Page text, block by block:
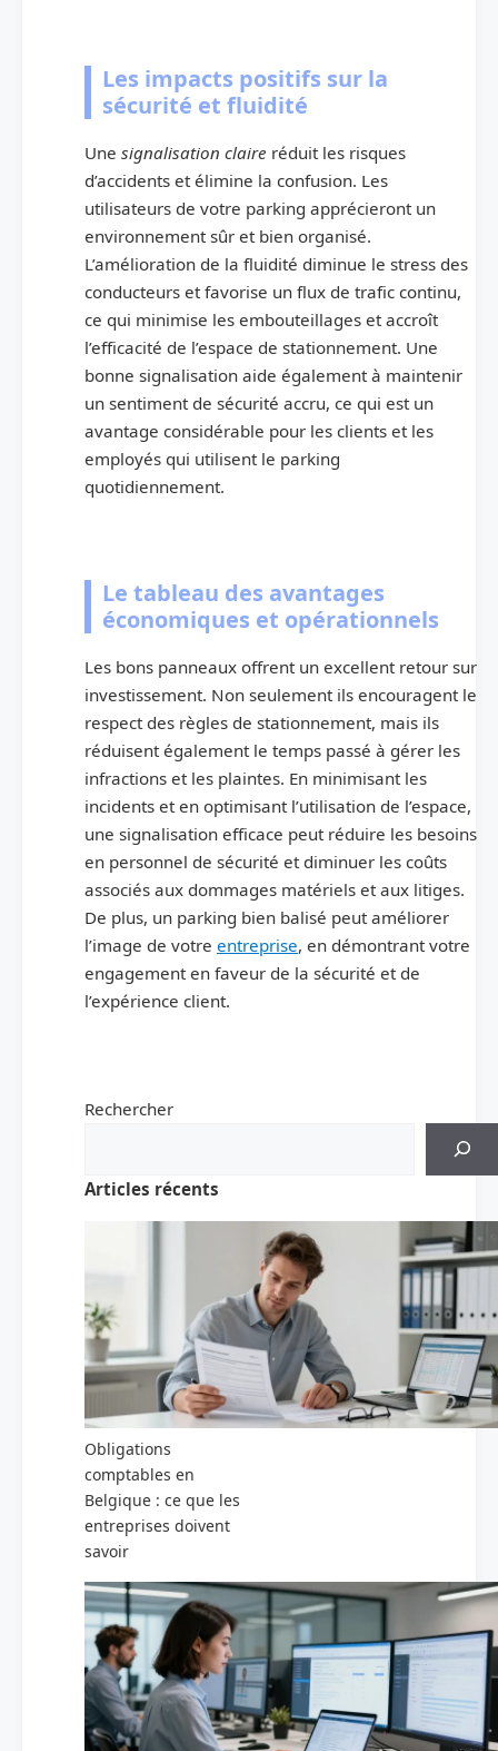
Les impacts positifs sur la
sécurité et fluidité
Une signalisation claire réduit les risques
d’accidents et élimine la confusion. Les
utilisateurs de votre parking apprécieront un
environnement sûr et bien organisé.
L’amélioration de la fluidité diminue le stress des
conducteurs et favorise un flux de trafic continu,
ce qui minimise les embouteillages et accroît
l’efficacité de l’espace de stationnement. Une
bonne signalisation aide également à maintenir
un sentiment de sécurité accru, ce qui est un
avantage considérable pour les clients et les
employés qui utilisent le parking
quotidiennement.
Le tableau des avantages
économiques et opérationnels
Les bons panneaux offrent un excellent retour sur
investissement. Non seulement ils encouragent le
respect des règles de stationnement, mais ils
réduisent également le temps passé à gérer les
infractions et les plaintes. En minimisant les
incidents et en optimisant l’utilisation de l’espace,
une signalisation efficace peut réduire les besoins
en personnel de sécurité et diminuer les coûts
associés aux dommages matériels et aux litiges.
De plus, un parking bien balisé peut améliorer
l’image de votre entreprise, en démontrant votre
engagement en faveur de la sécurité et de
l’expérience client.
Rechercher
Articles récents
Obligations
comptables en
Belgique : ce que les
entreprises doivent
savoir